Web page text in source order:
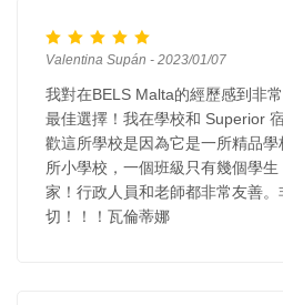
Valentina Supán - 2023/01/07
我對在BELS Malta的經歷感到非
最佳選擇！我在學校和 Superior
歡這所學校是因為它是一所精品
所小學校，一個班級只有幾個學
家！行政人員和老師都非常友善
切！！！瓦倫蒂娜